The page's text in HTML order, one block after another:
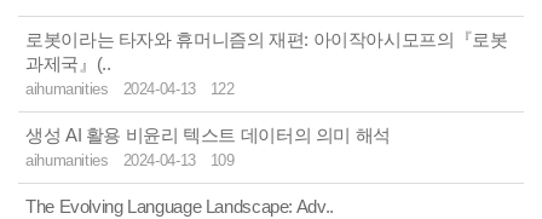
로봇이라는 타자와 휴머니즘의 재편: 아이작아시모프의『로봇
과제국』(..
aihumanities 2024-04-13 122
생성 AI 활용 비윤리 텍스트 데이터의 의미 해석
aihumanities 2024-04-13 109
The Evolving Language Landscape: Adv..